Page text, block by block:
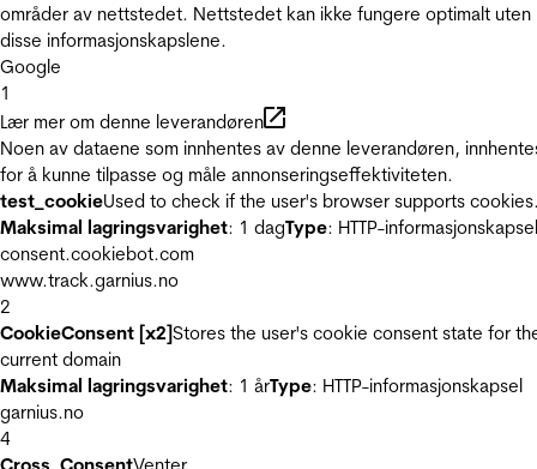
områder av nettstedet. Nettstedet kan ikke fungere optimalt uten
disse informasjonskapslene.
Google
1
Lær mer om denne leverandøren
Noen av dataene som innhentes av denne leverandøren,
for å kunne tilpasse og måle annonseringseffektiviteten.
test_cookieUsed to check if the user's browser supports
Maksimal lagringsvarighet: 1 dagType: HTTP-informasjonskapsel
consent.cookiebot.com
www.track.garnius.no
2
CookieConsent [x2]Stores the user's cookie consent state for
current domain
Maksimal lagringsvarighet: 1 årType: HTTP-informasjonskapsel
garnius.no
4